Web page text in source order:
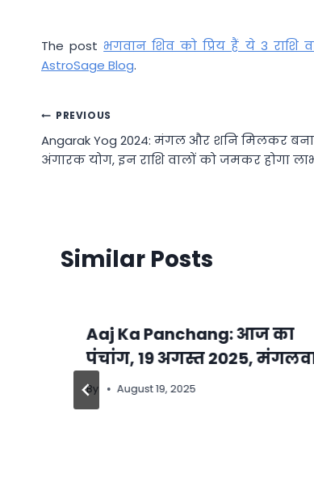
The post भगवान शिव को प्रिय हैं ये 3 राशि
AstroSage Blog.
Post
navigation
PREVIOUS
Angarak Yog 2024: मंगल और शनि मिलकर
अंगारक योग, इन राशि वालों को जमकर होगा
Similar Posts
Aaj Ka Panchang: आज का
पंचांग, 19 अगस्त 2025,
By August 19, 2025